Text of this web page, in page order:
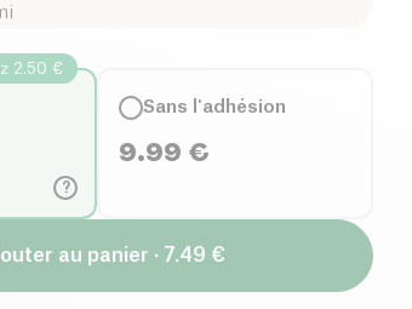
?
2.50 €
Sans l'adhésion
9.99 €
au panier · 7.49 €